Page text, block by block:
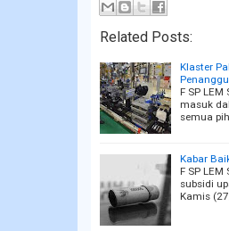
Related Posts:
Klaster
F SP
masuk
semua
Kabar
F SP
subsidi
Kamis